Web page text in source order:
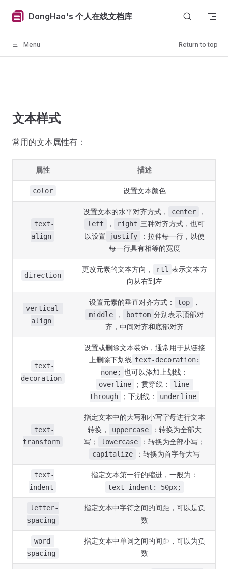
Skip to content
DongHao's 个人在线文档库
Menu Return to top
文本样式
常用的文本属性有：
属性 描述
color 设置文本颜色
text-
align
设置文本的水平对齐方式， center ，
left ， right 三种对齐方式，也可
以设置 justify
：拉伸每一行，以使
每一行具有相等的宽度
direction
更改元素的文本方向， rtl 表示文本方
向从右到左
vertical-
align
设置元素的垂直对齐方式： top ，
middle ， bottom 分别表示顶部对
齐，中间对齐和底部对齐
text-
decoration
设置或删除文本装饰，通常用于从链接
上删除下划线 text-decoration:
none; 也可以添加上划线：
overline ；贯穿线：
line-
through
；下划线： underline
text-
transform
指定文本中的大写和小写字母进行文本
转换，
uppercase
：转换为全部大
写；
lowercase ：转换为全部小写；
capitalize ：转换为首字母大写
text-
indent
指定文本第一行的缩进，一般为：
text-indent: 50px;
letter-
spacing
指定文本中字符之间的间距，可以是负
数
word-
spacing
指定文本中单词之间的间距，可以为负
数